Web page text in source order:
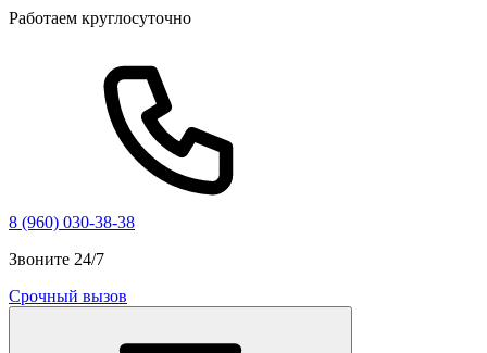
Работаем круглосуточно
8 (960) 030-38-38
Звоните 24/7
Срочный вызов